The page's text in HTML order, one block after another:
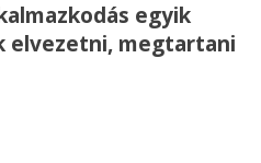
egyik
elvezetni, megtartani